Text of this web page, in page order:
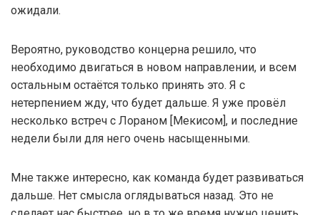
ожидали.
Вероятно, руководство концерна решило, что
необходимо двигаться в новом направлении, и всем
остальным остаётся только принять это. Я с
нетерпением жду, что будет дальше. Я уже провёл
несколько встреч с Лораном [Мекисом], и последние
недели были для него очень насыщенными.
Мне также интересно, как команда будет развиваться
дальше. Нет смысла оглядываться назад. Это не